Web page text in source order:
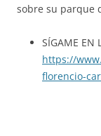
sobre su parque
SÍGAME EN
https://
florencio-